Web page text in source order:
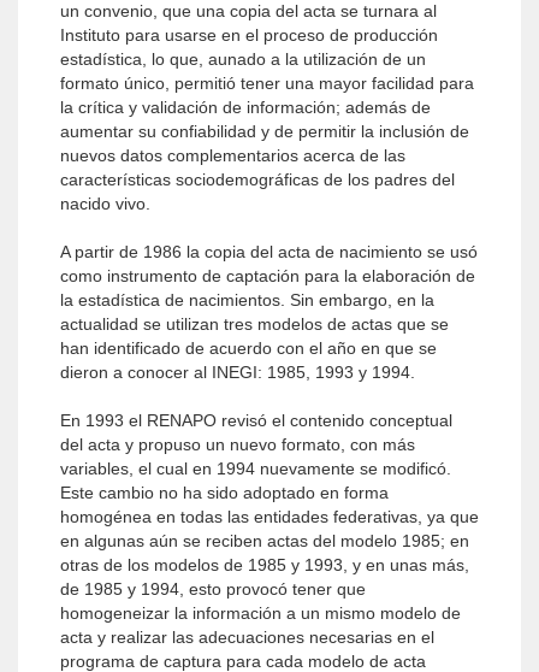
un convenio, que una copia del acta se turnara al
Instituto para usarse en el proceso de producción
estadística, lo que, aunado a la utilización de un
formato único, permitió tener una mayor facilidad para
la crítica y validación de información; además de
aumentar su confiabilidad y de permitir la inclusión de
nuevos datos complementarios acerca de las
características sociodemográficas de los padres del
nacido vivo.
A partir de 1986 la copia del acta de nacimiento se usó
como instrumento de captación para la elaboración de
la estadística de nacimientos. Sin embargo, en la
actualidad se utilizan tres modelos de actas que se
han identificado de acuerdo con el año en que se
dieron a conocer al INEGI: 1985, 1993 y 1994.
En 1993 el RENAPO revisó el contenido conceptual
del acta y propuso un nuevo formato, con más
variables, el cual en 1994 nuevamente se modificó.
Este cambio no ha sido adoptado en forma
homogénea en todas las entidades federativas, ya que
en algunas aún se reciben actas del modelo 1985; en
otras de los modelos de 1985 y 1993, y en unas más,
de 1985 y 1994, esto provocó tener que
homogeneizar la información a un mismo modelo de
acta y realizar las adecuaciones necesarias en el
programa de captura para cada modelo de acta